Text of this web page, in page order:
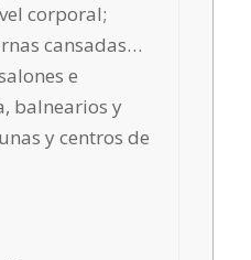
corporal;
cansadas…
e
balnearios y
y centros de